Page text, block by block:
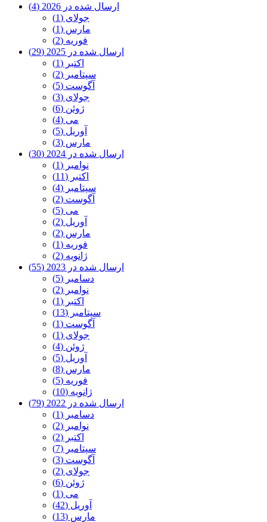
ارسال شده در 2026 (4)
جولای (1)
مارس (1)
فوریه (2)
ارسال شده در 2025 (29)
اکتبر (1)
سپتامبر (2)
آگوست (5)
جولای (3)
ژوئن (6)
می (4)
آوریل (5)
مارس (3)
ارسال شده در 2024 (30)
نوامبر (1)
اکتبر (11)
سپتامبر (4)
آگوست (2)
می (5)
آوریل (2)
مارس (2)
فوریه (1)
ژانویه (2)
ارسال شده در 2023 (55)
دسامبر (5)
نوامبر (2)
اکتبر (1)
سپتامبر (13)
آگوست (1)
جولای (1)
ژوئن (4)
آوریل (5)
مارس (8)
فوریه (5)
ژانویه (10)
ارسال شده در 2022 (79)
دسامبر (1)
نوامبر (2)
اکتبر (2)
سپتامبر (7)
آگوست (3)
جولای (2)
ژوئن (6)
می (1)
آوریل (42)
مارس (13)